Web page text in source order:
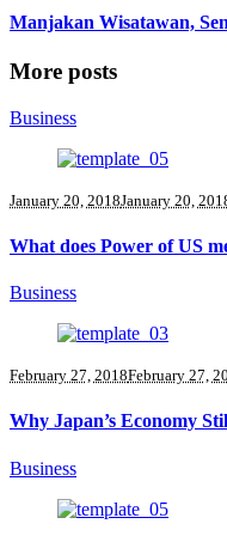
Manjakan Wisatawan,
More posts
Business
January 20, 2018January 20,
What does Power of US
Business
February 27, 2018February 27,
Why Japan’s Economy
Business